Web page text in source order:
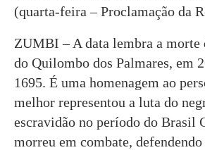
(quarta-feira – Proclamação da
ZUMBI – A data lembra a
do Quilombo dos Palmares, em
1695. É uma homenagem ao
melhor representou a luta do
escravidão no período do Brasil
morreu em combate, defendendo